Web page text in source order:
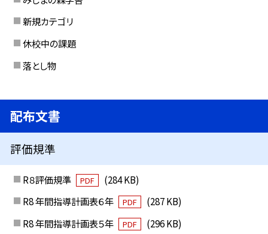
新規カテゴリ
休校中の課題
落とし物
配布文書
評価規準
R８評価規準 PDF
(284 KB)
R8 年間指導計画表６年
PDF
(287 KB)
R8 年間指導計画表５年
PDF
(296 KB)